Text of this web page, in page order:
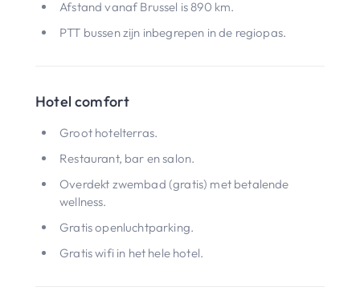
Afstand vanaf Brussel is 890 km.
PTT bussen zijn inbegrepen in de regiopas.
Hotel comfort
Groot hotelterras.
Restaurant, bar en salon.
Overdekt zwembad (gratis) met betalende
wellness.
Gratis openluchtparking.
Gratis wifi in het hele hotel.